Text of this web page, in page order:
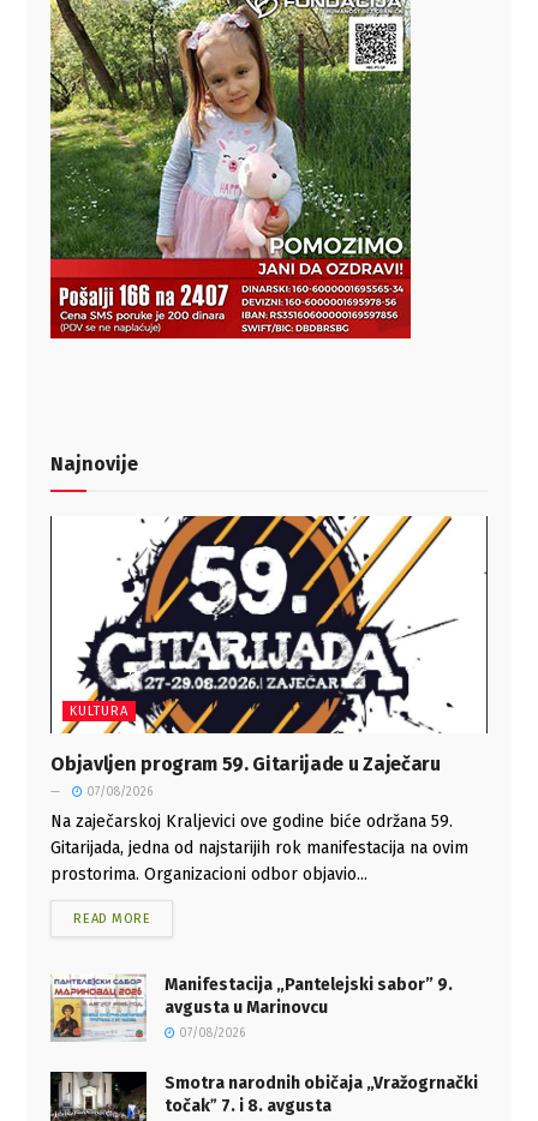
Najnovije
KULTURA
Objavljen program 59. Gitarijade u Zaječaru
07/08/2026
Na zaječarskoj Kraljevici ove godine biće održana 59.
Gitarijada, jedna od najstarijih rok manifestacija na ovim
prostorima. Organizacioni odbor objavio...
READ MORE
Manifestacija „Pantelejski sabor” 9.
avgusta u Marinovcu
07/08/2026
Smotra narodnih običaja „Vražogrnački
točakˮ 7. i 8. avgusta